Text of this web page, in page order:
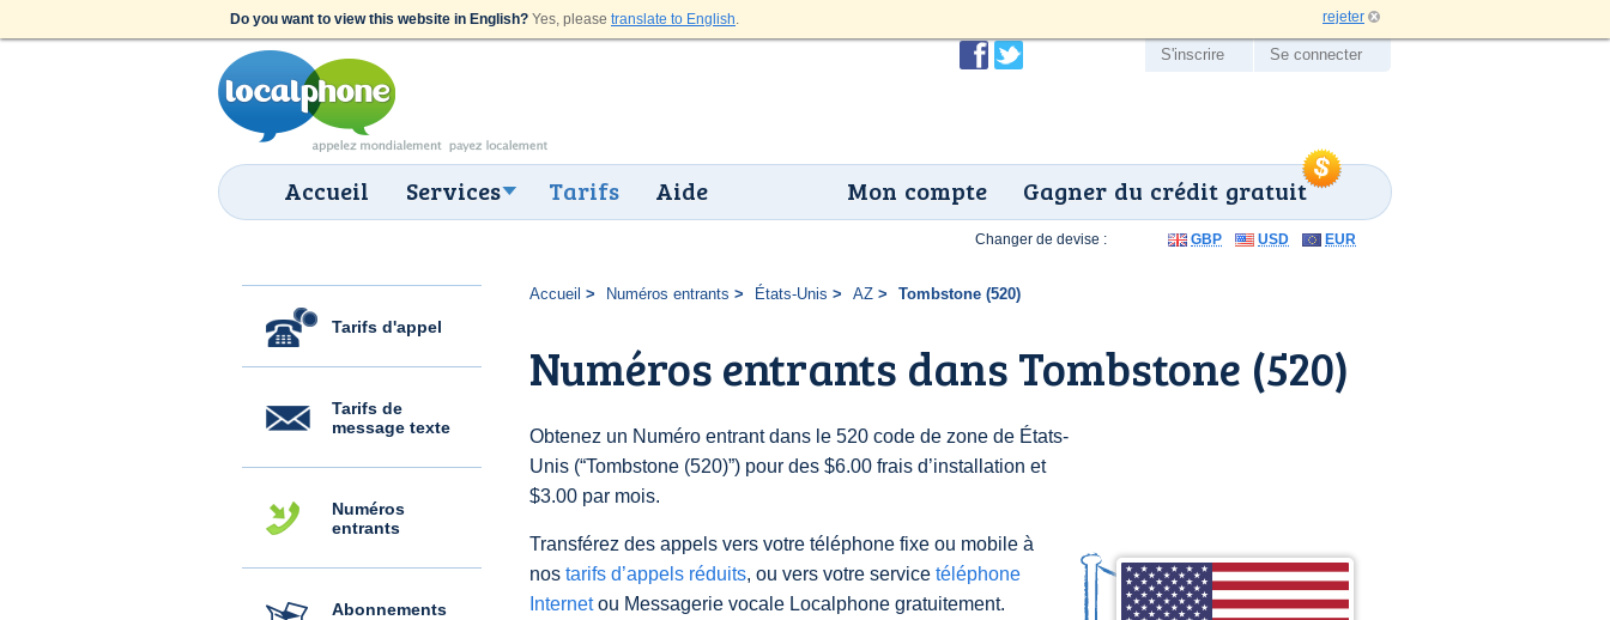
Do you want to view this website in English? Yes, please translate to English. rejeter
Accueil Services Tarifs Aide Gagner du crédit gratuit
Mon compte
S'inscrire Se connecter
Tarifs d'appel
Tarifs de
message texte
Numéros
entrants
Abonnements
Accueil Numéros entrants États-Unis AZ Tombstone (520)
Numéros entrants dans Tombstone (520)
Obtenez un Numéro entrant dans le 520 code de zone de États-
Unis (“Tombstone (520)”) pour des $6.00 frais d’installation et
$3.00 par mois.
Transférez des appels vers votre téléphone fixe ou mobile à
nos tarifs d’appels réduits, ou vers votre service téléphone
Internetou Messagerie vocale Localphone gratuitement.
Changer de devise : GBP USD EUR